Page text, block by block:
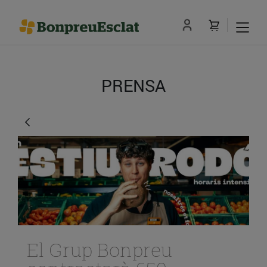
PRENSA
El Grup Bonpreu